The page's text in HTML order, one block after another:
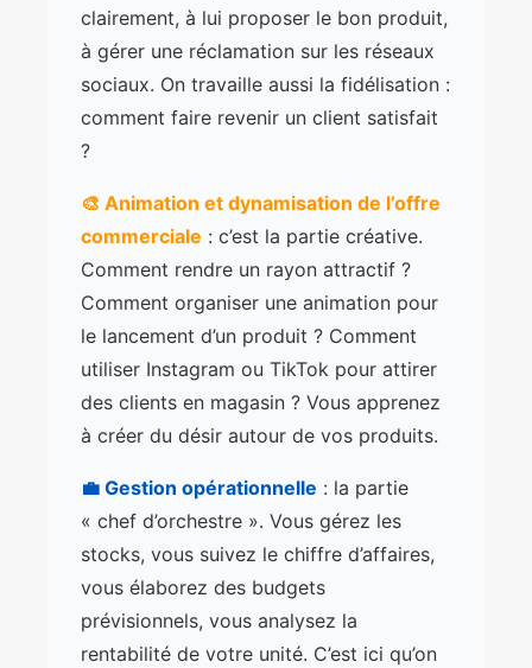
clairement, à lui proposer le bon produit,
à gérer une réclamation sur les réseaux
sociaux. On travaille aussi la fidélisation :
comment faire revenir un client satisfait
?
🎨 Animation et dynamisation de l’offre
commerciale : c’est la partie créative.
Comment rendre un rayon attractif ?
Comment organiser une animation pour
le lancement d’un produit ? Comment
utiliser Instagram ou TikTok pour attirer
des clients en magasin ? Vous apprenez
à créer du désir autour de vos produits.
💼 Gestion opérationnelle : la partie
« chef d’orchestre ». Vous gérez les
stocks, vous suivez le chiffre d’affaires,
vous élaborez des budgets
prévisionnels, vous analysez la
rentabilité de votre unité. C’est ici qu’on